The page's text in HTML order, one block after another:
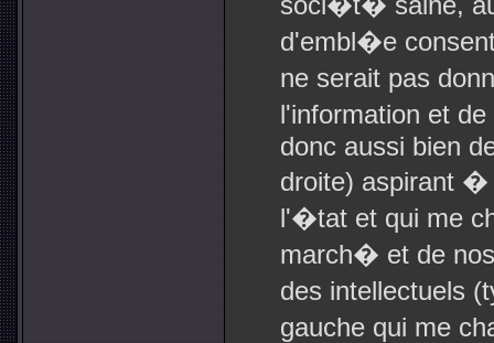
d'embl�e
ne serait pas
l'information et
donc aussi bien
droite) aspirant
l'�tat et qui me
march� et de
des intellectuels
gauche qui me